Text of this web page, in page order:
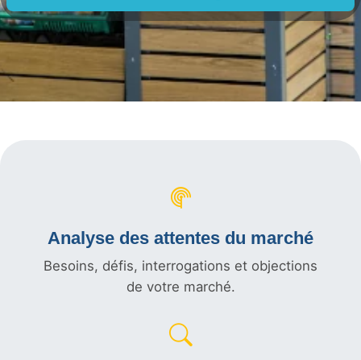
Analyse des attentes du marché
Besoins, défis, interrogations et objections
de votre marché.